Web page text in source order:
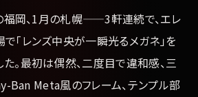
福岡、1月の札幌——3軒連続で、エレ
「レンズ中央が一瞬光るメガネ」を
。最初は偶然、二度目で違和感、三
Ban Meta風のフレーム、テンプル部